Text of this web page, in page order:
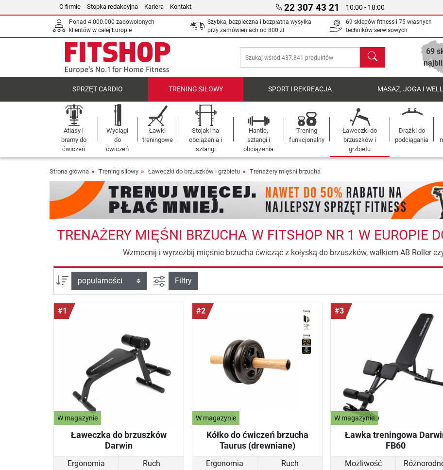
O firmie Stopka redakcyjna Kariera Kontakt 22 307 43 21 10:00 - 18:00
Ponad 4.000.000 zadowolonych
klientów w całej Europie
Szybka, bezpieczna i bezpłatna wysyłka
przy zamówieniach od 800 zł
69 sklepów fitness i 75 własnych
techników serwisowych
Szukaj
69
SPRZĘT CARDIO TRENING SIŁOWY SPORT I REKREACJA MASAŻ, JOGA I
Atlasy i
bramy do
ćwiczeń
Wyciągi
do
ćwiczeń
Ławki
treningowe
Stojaki na
obciążenia i
sztangi
Hantle,
sztangi i
obciążenia
Trening
funkcjonalny
Ławeczki do
brzuszków i
grzbietu
Drążki do
podciągania
Strona główna Trening siłowy Ławeczki do brzuszków i grzbietu Trenażery mięśni brzucha
TRENAŻERY MIĘŚNI BRZUCHA W FITSHOP NR 1 W EUROPIE
Wzmocnij i wyrzeźbij mięśnie brzucha ćwicząc z kołyską do brzuszków, wałkiem AB Roller
sortuj wg: Filtruj widok
Filtry
#1
W magazynie
Ławeczka do brzuszków
Darwin
Ergonomia Ruch
#2
W magazynie
Kółko do ćwiczeń brzucha
Taurus (drewniane)
Ergonomia Ruch
#3
W magazynie
Ławka treningowa
FB60
Możliwość